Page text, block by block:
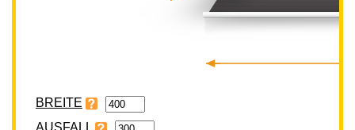
BREITE